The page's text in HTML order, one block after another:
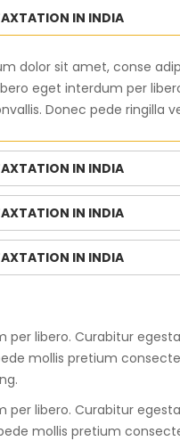
IN INDIA
dolor sit amet, conse
eget interdum per
Donec pede ringilla
IN INDIA
IN INDIA
IN INDIA
libero. Curabitur
mollis pretium
libero. Curabitur
mollis pretium